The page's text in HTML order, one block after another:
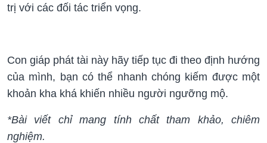
trị với các đối tác triển vọng.
Con giáp phát tài này hãy tiếp tục đi theo định hướng
của mình, bạn có thể nhanh chóng kiếm được một
khoản kha khá khiến nhiều người ngưỡng mộ.
*Bài viết chỉ mang tính chất tham khảo, chiêm
nghiệm.